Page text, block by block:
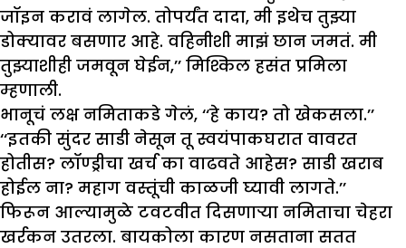
जॉइन करावं लागेल. तोपर्यंत दादा, मी इथेच तुझ्या
डोक्यावर बसणार आहे. वहिनीशी माझं छान जमतं. मी
तुझ्याशीही जमवून घेईन,’’ मिश्किल हसंत प्रमिला
म्हणाली.
भानूचं लक्ष नमिताकडे गेलं, ‘‘हे काय? तो खेकसला.’’
‘‘इतकी सुंदर साडी नेसून तू स्वयंपाकघरात वावरत
होतीस? लॉण्ड्रीचा खर्च का वाढवते आहेस? साडी खराब
होईल ना? महाग वस्तूंची काळजी घ्यावी लागते.’’
फिरून आल्यामुळे टवटवीत दिसणाऱ्या नमिताचा चेहरा
खर्रकन उतरला. बायकोला कारण नसताना सतत